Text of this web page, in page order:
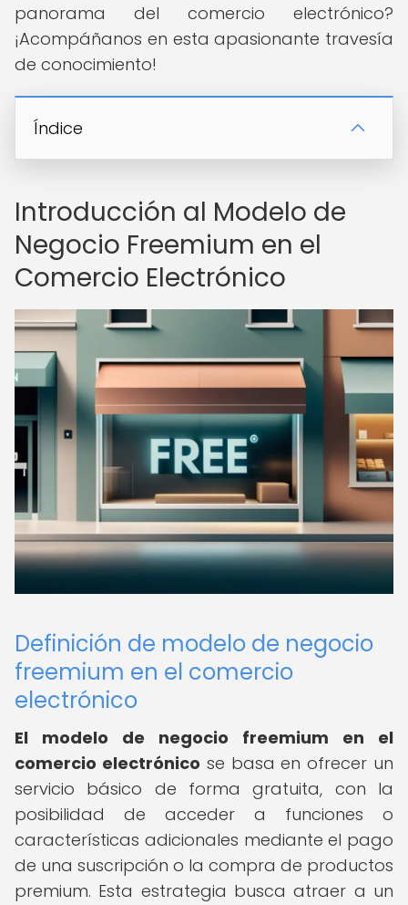
panorama del comercio electrónico?
¡Acompáñanos en esta apasionante travesía
de conocimiento!
Índice
Introducción al Modelo de
Negocio Freemium en el
Comercio Electrónico
Definición de modelo de negocio
freemium en el comercio
electrónico
El modelo de negocio freemium en el
comercio electrónico se basa en ofrecer un
servicio básico de forma gratuita, con la
posibilidad de acceder a funciones o
características adicionales mediante el pago
de una suscripción o la compra de productos
premium. Esta estrategia busca atraer a un